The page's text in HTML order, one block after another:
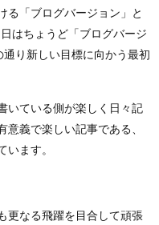
る「ブログバージョン」と
はちょうど「ブログバージ
り新しい目標に向かう最初
いている側が楽しく日々記
義で楽しい記事である、
ます。
更なる飛躍を目合して頑張